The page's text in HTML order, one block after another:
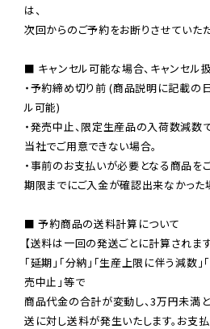
は、
次回からのご予約をお断りさせていた
■ キャンセル可能な場合、キャンセル
・予約締め切り前 (商品説明に記載の
ル可能)
・発売中止、限定生産品の入荷数減数
当社でご用意できない場合。
・事前のお支払いが必要となる商品を
期限までにご入金が確認出来なかった
■ 予約商品の送料計算について
【送料は一回の発送ごとに計算されます
「延期」「分納」「生産上限に伴う減数
売中止」等で
商品代金の合計が変動し、3万円未満
送に対し送料が発生いたします。お支